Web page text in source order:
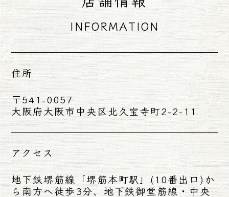
INFORMATION
住所
〒541-0057
大阪府大阪市中央区北久宝寺町2-2-11
アクセス
地下鉄堺筋線「堺筋本町駅」(10番出口)か
ら南方へ徒歩3分、地下鉄御堂筋線・中央